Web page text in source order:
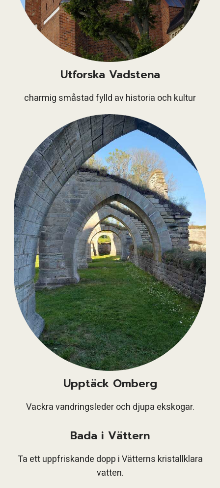
Utforska Vadstena
charmig småstad fylld av historia och kultur
Upptäck Omberg
Vackra vandringsleder och djupa ekskogar.
Bada i Vättern
Ta ett uppfriskande dopp i Vätterns kristallklara
vatten.